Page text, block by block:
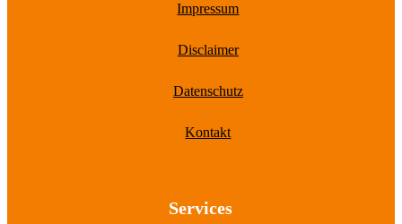
Impressum
Disclaimer
Datenschutz
Kontakt
Services